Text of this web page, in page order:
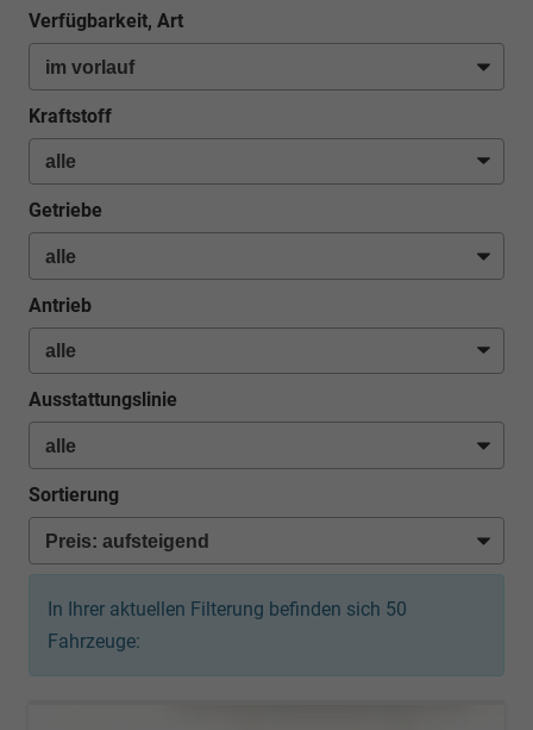
Verfügbarkeit, Art
Kraftstoff
Getriebe
Antrieb
Ausstattungslinie
Sortierung
In Ihrer aktuellen Filterung befinden sich 50
Fahrzeuge: